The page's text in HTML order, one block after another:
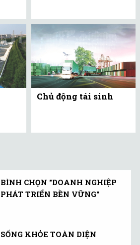
Chủ động tái sinh
BÌNH CHỌN "DOANH NGHIỆP
PHÁT TRIỂN BỀN VỮNG"
SỐNG KHỎE TOÀN DIỆN